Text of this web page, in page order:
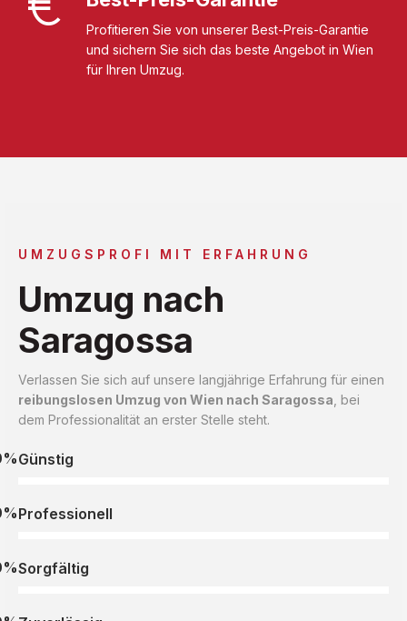
Profitieren Sie von unserer Best-Preis-Garantie
und sichern Sie sich das beste Angebot in Wien
für Ihren Umzug.
UMZUGSPROFI MIT ERFAHRUNG
Umzug nach
Saragossa
Verlassen Sie sich auf unsere langjährige Erfahrung für einen
reibungslosen Umzug von Wien nach Saragossa , bei
dem Professionalität an erster Stelle steht.
Günstig
Professionell
Sorgfältig